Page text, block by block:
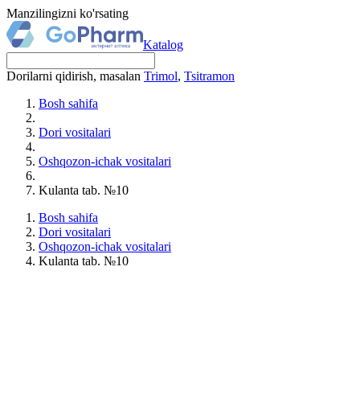
Manzilingizni ko'rsating
Katalog
Dorilarni qidirish, masalan Trimol, Tsitramon
Bosh sahifa
Dori vositalari
Oshqozon-ichak vositalari
Kulanta tab. №10
Bosh sahifa
Dori vositalari
Oshqozon-ichak vositalari
Kulanta tab. №10